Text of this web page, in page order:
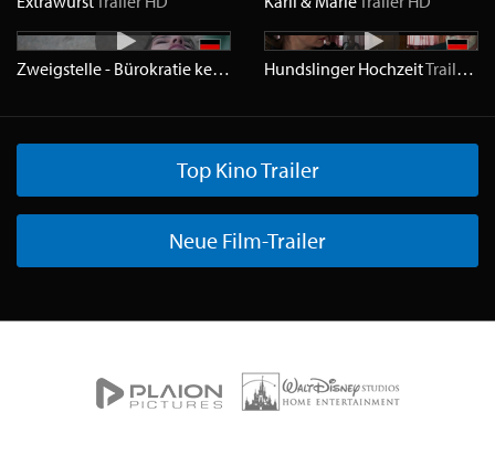
Zweigstelle - Bürokratie kennt kein Jenseits TrailerHD
Hundslinger HochzeitTrailer
Top Kino Trailer
Neue Film-Trailer